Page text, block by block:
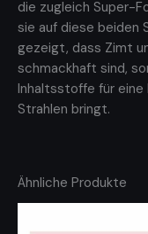
die zugleich Super-
sie auf diese beiden
gezeigt, dass Zimt
schmackhaft sind,
Inhaltsstoffe für eine
Strahlen bringt.
Ähnliche Produkte